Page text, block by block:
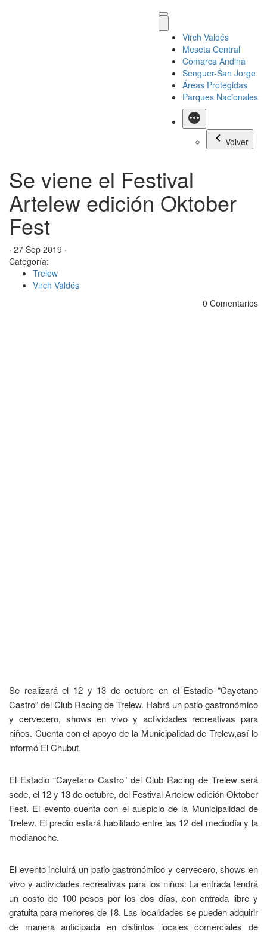
Virch Valdés
Meseta Central
Comarca Andina
Senguer-San Jorge
Áreas Protegidas
Parques Nacionales
Más
Volver
Se viene el Festival
Artelew edición Oktober
Fest
· 27 Sep 2019 ·
Categoría:
Trelew
Virch Valdés
0 Comentarios
Se realizará el 12 y 13 de octubre en el Estadio “Cayetano
Castro” del Club Racing de Trelew. Habrá un patio gastronómico
y cervecero, shows en vivo y actividades recreativas para
niños. Cuenta con el apoyo de la Municipalidad de Trelew,así lo
informó El Chubut.
El Estadio “Cayetano Castro” del Club Racing de Trelew será
sede, el 12 y 13 de octubre, del Festival Artelew edición Oktober
Fest. El evento cuenta con el auspicio de la Municipalidad de
Trelew. El predio estará habilitado entre las 12 del mediodía y la
medianoche.
El evento incluirá un patio gastronómico y cervecero, shows en
vivo y actividades recreativas para los niños. La entrada tendrá
un costo de 100 pesos por los dos días, con entrada libre y
gratuita para menores de 18. Las localidades se pueden adquirir
de manera anticipada en distintos locales comerciales de